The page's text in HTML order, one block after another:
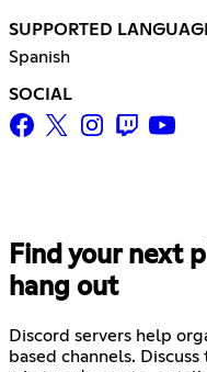
SUPPORTED
Spanish
SOCIAL
Find your next
hang out
Discord servers help
based channels.